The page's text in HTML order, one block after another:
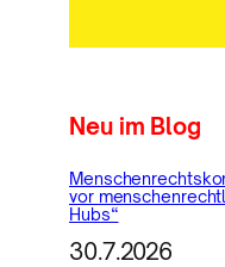
Neu im Blog
vor
Hubs“
30.7.2026